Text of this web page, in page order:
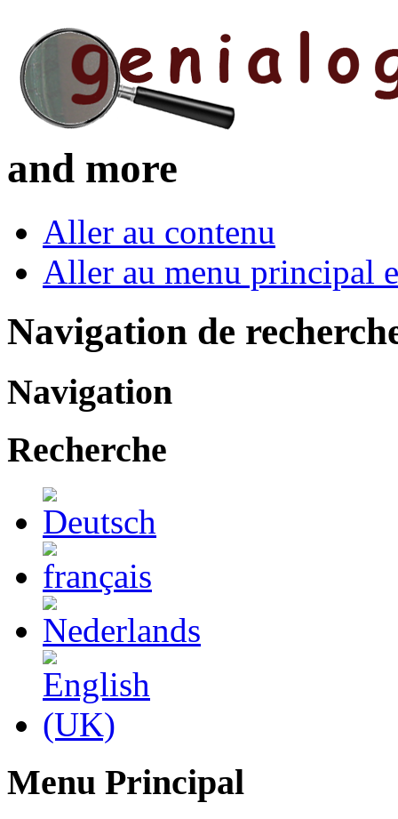
and more
Aller au contenu
Aller au menu principal
Navigation de
Navigation
Recherche
Menu Principal